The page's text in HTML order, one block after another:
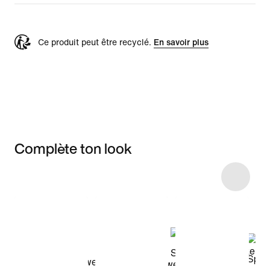
Ce produit peut être recyclé. En savoir plus
Complète ton look